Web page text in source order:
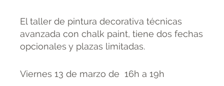
El taller de pintura decorativa técnicas
avanzada con chalk paint, tiene dos fechas
opcionales y plazas limitadas.
Viernes 13 de marzo de 16h a 19h